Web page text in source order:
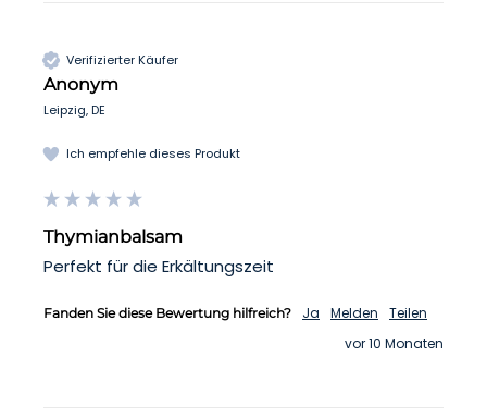
Verifizierter Käufer
Anonym
Leipzig, DE
Ich empfehle dieses Produkt
Thymianbalsam
Perfekt für die Erkältungszeit
Fanden Sie diese Bewertung hilfreich? Ja Melden
Teilen
vor 10 Monaten